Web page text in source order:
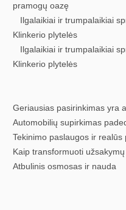
pramogų oazę
Ilgalaikiai ir trumpalaikiai
Klinkerio plytelės
Ilgalaikiai ir trumpalaikiai
Klinkerio plytelės
Geriausias pasirinkimas yra
Automobilių supirkimas
Tekinimo paslaugos ir
Kaip transformuoti
Atbulinis osmosas ir nauda